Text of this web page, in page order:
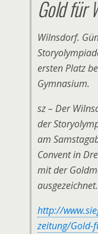
Gold für
Wilnsdorf.
ersten Platz
Gymnasium.
sz – Der
der
am
Convent in
mit der
http://
zeitung/Gold-